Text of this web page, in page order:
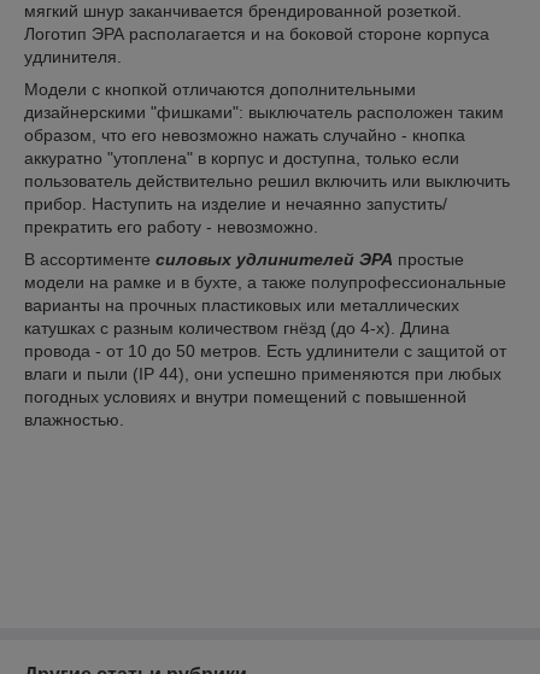
мягкий шнур заканчивается брендированной розеткой.
Логотип ЭРА располагается и на боковой стороне корпуса
удлинителя.
Модели с кнопкой отличаются дополнительными
дизайнерскими "фишками": выключатель расположен таким
образом, что его невозможно нажать случайно - кнопка
аккуратно "утоплена" в корпус и доступна, только если
пользователь действительно решил включить или выключить
прибор. Наступить на изделие и нечаянно запустить/
прекратить его работу - невозможно.
В ассортименте силовых удлинителей ЭРА простые
модели на рамке и в бухте, а также полупрофессиональные
варианты на прочных пластиковых или металлических
катушках с разным количеством гнёзд (до 4-х). Длина
провода - от 10 до 50 метров. Есть удлинители с защитой от
влаги и пыли (IP 44), они успешно применяются при любых
погодных условиях и внутри помещений с повышенной
влажностью.